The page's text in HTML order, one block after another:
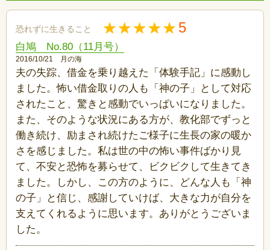
恐れずに生きること 5
白鳩 No.80（11月号）
2016/10/21 月の海
夫の失踪、借金を乗り越えた「体験手記」に感動し
ました。怖い借金取りの人も「神の子」として対応
されたこと、驚きと感動でいっぱいになりました。
また、そのような状況にある方が、教化部でずっと
働き続け、励まされ続けたご様子に生長の家の暖か
さを感じました。私は世の中の怖い事件ばかり見
て、不安と恐怖を募らせて、ビクビクして生きてき
ました。しかし、この方のように、どんな人も「神
の子」と信じ、感謝していけば、大きな力が自分を
支えてくれるように思います。ありがとうございま
した。